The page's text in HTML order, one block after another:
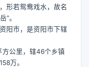
形若鸳鸯戏水，故名
”。
阳市，是资阳市下辖
公里，辖46个乡镇
万。